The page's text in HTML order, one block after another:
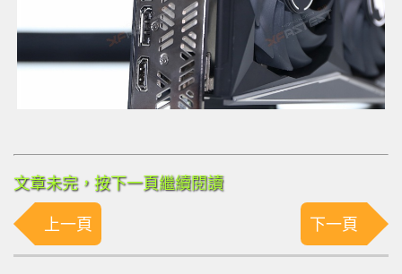
文章未完，按下一頁繼續閱讀
上一頁
下一頁